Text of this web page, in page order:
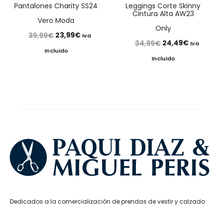
Pantalones Charity SS24
Vero Moda
39,99€ El
precio
23,99€ElIva
Incluido
Leggings Corte Skinny
Cintura Alta AW23
Only
34,99€ El
precio
24,49€ElIva
Incluido
Dedicados a la comercialización de prendas de vestir y calzado